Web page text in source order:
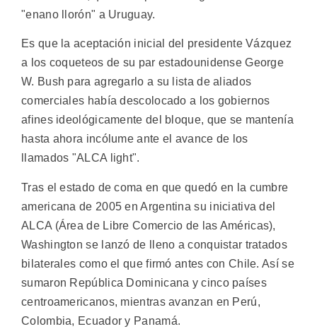
"enano llorón" a Uruguay.
Es que la aceptación inicial del presidente Vázquez
a los coqueteos de su par estadounidense George
W. Bush para agregarlo a su lista de aliados
comerciales había descolocado a los gobiernos
afines ideológicamente del bloque, que se mantenía
hasta ahora incólume ante el avance de los
llamados "ALCA light".
Tras el estado de coma en que quedó en la cumbre
americana de 2005 en Argentina su iniciativa del
ALCA (Área de Libre Comercio de las Américas),
Washington se lanzó de lleno a conquistar tratados
bilaterales como el que firmó antes con Chile. Así se
sumaron República Dominicana y cinco países
centroamericanos, mientras avanzan en Perú,
Colombia, Ecuador y Panamá.